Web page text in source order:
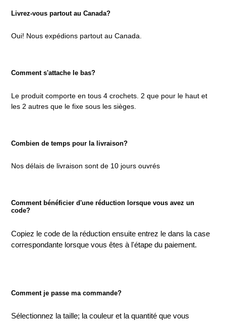
Livrez-vous partout au Canada?
Oui! Nous expédions partout au Canada.
Comment s'attache le bas?
Le produit comporte en tous 4 crochets. 2 que pour le haut et
les 2 autres que le fixe sous les sièges.
Combien de temps pour la livraison?
Nos délais de livraison sont de 10 jours ouvrés
Comment bénéficier d'une réduction lorsque vous avez un
code?
Copiez le code de la réduction ensuite entrez le dans la case
correspondante lorsque vous êtes à l'étape du paiement.
Comment je passe ma commande?
Sélectionnez la taille; la couleur et la quantité que vous